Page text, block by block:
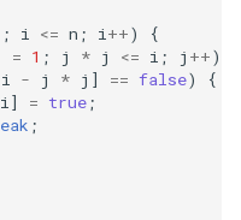
; i <= n ; i++)
{
= 1 ; j * j <= i ; j ++)
i - j * j ] == false)
{
i] = true;
;